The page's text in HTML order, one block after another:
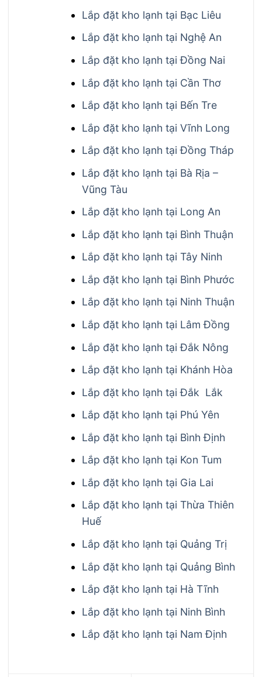
Lắp đặt kho lạnh tại Bạc Liêu
Lắp đặt kho lạnh tại Nghệ An
Lắp đặt kho lạnh tại Đồng Nai
Lắp đặt kho lạnh tại Cần Thơ
Lắp đặt kho lạnh tại Bến Tre
Lắp đặt kho lạnh tại Vĩnh Long
Lắp đặt kho lạnh tại Đồng Tháp
Lắp đặt kho lạnh tại Bà Rịa –
Vũng Tàu
Lắp đặt kho lạnh tại Long An
Lắp đặt kho lạnh tại Bình Thuận
Lắp đặt kho lạnh tại Tây Ninh
Lắp đặt kho lạnh tại Bình Phước
Lắp đặt kho lạnh tại Ninh Thuận
Lắp đặt kho lạnh tại Lâm Đồng
Lắp đặt kho lạnh tại Đắk Nông
Lắp đặt kho lạnh tại Khánh Hòa
Lắp đặt kho lạnh tại Đắk Lắk
Lắp đặt kho lạnh tại Phú Yên
Lắp đặt kho lạnh tại Bình Định
Lắp đặt kho lạnh tại Kon Tum
Lắp đặt kho lạnh tại Gia Lai
Lắp đặt kho lạnh tại Thừa Thiên
Huế
Lắp đặt kho lạnh tại Quảng Trị
Lắp đặt kho lạnh tại Quảng Bình
Lắp đặt kho lạnh tại Hà Tĩnh
Lắp đặt kho lạnh tại Ninh Bình
Lắp đặt kho lạnh tại Nam Định